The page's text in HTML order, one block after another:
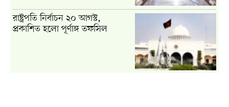
রাষ্ট্রপতি নির্বাচন ২০ আগস্ট,
প্রকাশিত হলো পূর্ণাঙ্গ তফসিল